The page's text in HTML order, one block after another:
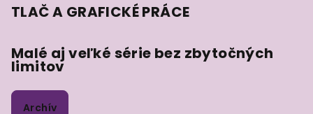
TLAČ A GRAFICKÉ PRÁCE
Malé aj veľké série bez zbytočných
limitov
Archív